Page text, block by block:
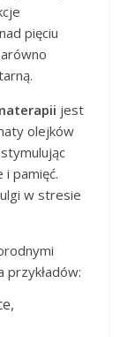
pięciu
jest
olejków
i pamięć.
w stresie
przykładów: